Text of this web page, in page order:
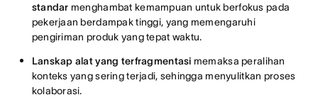
standar menghambat kemampuan untuk berfokus pada
pekerjaan berdampak tinggi, yang memengaruhi
pengiriman produk yang tepat waktu.
Lanskap alat yang terfragmentasi memaksa peralihan
konteks yang sering terjadi, sehingga menyulitkan proses
kolaborasi.